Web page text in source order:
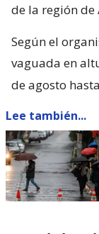
de la región de
Según el
vaguada en
de agosto
Lee también...